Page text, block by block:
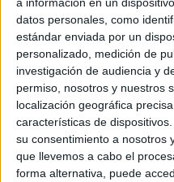
datos personales, como
estándar enviada por un
personalizado, medición de
investigación de audiencia y
permiso, nosotros y nuestros
localización geográfica
características de
su consentimiento a nosotros
que llevemos a cabo el
forma alternativa, puede
va ser pionera en
consolidat com un
esportius i solidaris
El repte consisteix a
equips d'entre sis i
anar fent relleus entre
d'haver quatre en